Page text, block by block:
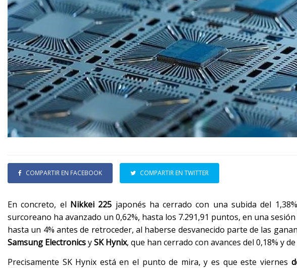
COMPARTIR EN FACEBOOK COMPARTIR EN TWITTER
En concreto, el Nikkei 225 japonés ha cerrado con una subida del
surcoreano ha avanzado un 0,62%, hasta los 7.291,91 puntos, en una
hasta un 4% antes de retroceder, al haberse desvanecido parte de las
Samsung ElectronicsySK Hynix, que han cerrado con avances del 0,18% y
Precisamente SK Hynix está en el punto de mira, y es que este viernes